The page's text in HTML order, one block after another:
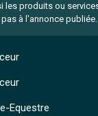
les produits ou
à l'annonce publiée.
Equestre